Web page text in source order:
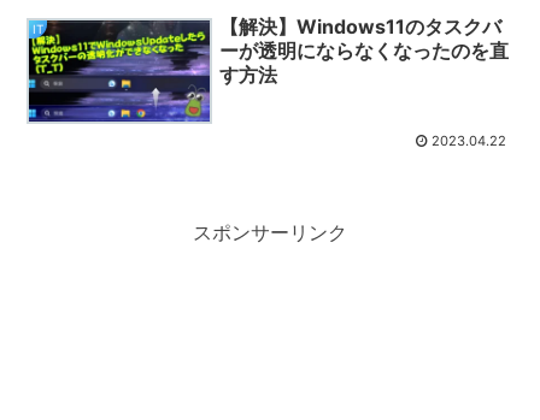
IT
【解決】Windows11のタスクバ
ーが透明にならなくなったのを直
す方法
2023.04.22
スポンサーリンク